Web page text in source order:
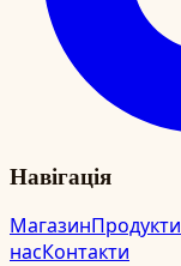
Навігація
МагазинПродукти
насКонтакти